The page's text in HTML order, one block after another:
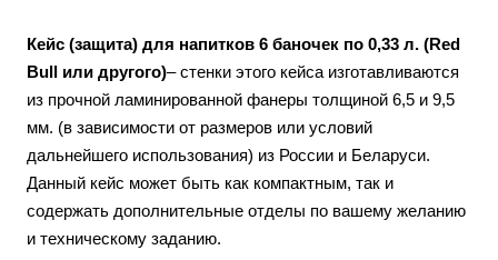
Кейс (защита) для напитков 6 баночек по 0,33 л. (Red
Bull или другого)– стенки этого кейса изготавливаются
из прочной ламинированной фанеры толщиной 6,5 и 9,5
мм. (в зависимости от размеров или условий
дальнейшего использования) из России и Беларуси.
Данный кейс может быть как компактным, так и
содержать дополнительные отделы по вашему желанию
и техническому заданию.